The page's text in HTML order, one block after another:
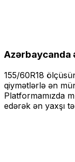
Azərbaycanda
155/60R18
qiymətlərlə ən
Platformamızda
edərək ən yaxşı